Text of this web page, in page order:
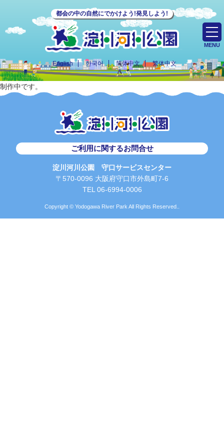
都会の中の自然にでかけよう!発見しよう!
English 한국어 简体中文 繁体中文
MENU
制作中です。
ご利用に関するお問合せ
淀川河川公園 守口サービスセンター
〒570-0096 大阪府守口市外島町7-6
TEL 06-6994-0006
Copyright © Yodogawa River Park All Rights Reserved..